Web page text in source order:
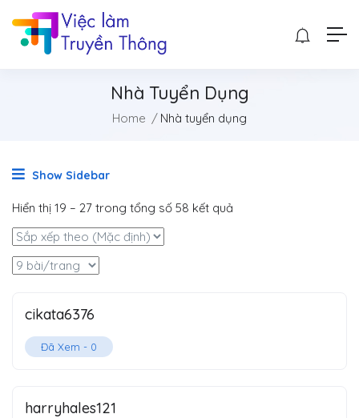
Nhà Tuyển Dụng
Home Nhà tuyển dụng
Show Sidebar
Hiển thị 19 – 27 trong tổng số 58 kết quả
cikata6376
Đã Xem - 0
harryhales121